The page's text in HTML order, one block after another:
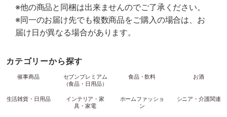
※他の商品と同梱は出来ませんのでご了承ください。
※同一のお届け先でも複数商品をご購入の場合は、お
届け日が異なる場合があります。
カテゴリーから探す
催事商品
セブンプレミアム
（食品・日用品）
食品・飲料 お酒
生活雑貨・日用品
インテリア・家
具・家電
ホームファッショ
ン
シニア・介護関連